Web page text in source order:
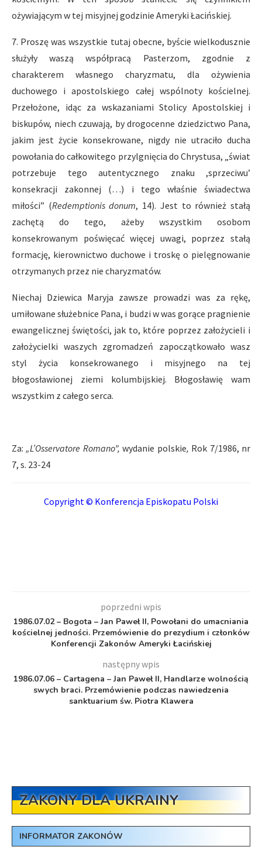
ożywiającym w tej misyjnej godzinie Ameryki Łacińskiej.
7. Proszę was wszystkie tutaj obecne, byście wielkodusznie
służyły waszą współpracą Pasterzom, zgodnie z
charakterem własnego charyzmatu, dla ożywienia
duchowego i apostolskiego całej wspólnoty kościelnej.
Przełożone, idąc za wskazaniami Stolicy Apostolskiej i
biskupów, niech czuwają, by drogocenne dziedzictwo Pana,
jakim jest życie konsekrowane, nigdy nie utraciło ducha
powołania do całkowitego przylgnięcia do Chrystusa, „świat
potrzebuje tego autentycznego znaku ,sprzeciwu’
konsekracji zakonnej (…) i tego właśnie świadectwa
miłości” (Redemptionis donum, 14). Jest to również stałą
zachętą do tego, ażeby wszystkim osobom
konsekrowanym poświęcać więcej uwagi, poprzez stałą
formację, kierownictwo duchowe i troskę o pielęgnowanie
otrzymanych przez nie charyzmatów.
Niechaj Dziewica Maryja zawsze prowadzi was za rękę,
umiłowane służebnice Pana, i budzi w was gorące pragnienie
ewangelicznej świętości, jak to, które poprzez założycieli i
założycielki waszych zgromadzeń zapoczątkowało wasz
styl życia konsekrowanego i misyjnego na tej
błogosławionej ziemi kolumbijskiej. Błogosławię wam
wszystkim z całego serca.
Za:„L’Osservatore Romano”,wydanie polskie, Rok 7/1986, nr
7, s. 23-24
Copyright © Konferencja Episkopatu Polski
poprzedni wpis
1986.07.02 – Bogota – Jan Paweł II, Powołani do umacniania
kościelnej jedności. Przemówienie do prezydium i członków
Konferencji Zakonów Ameryki Łacińskiej
następny wpis
1986.07.06 – Cartagena – Jan Paweł II, Handlarze wolnością
swych braci. Przemówienie podczas nawiedzenia
sanktuarium św. Piotra Klawera
ZAKONY DLA UKRAINY
INFORMATOR ZAKONÓW